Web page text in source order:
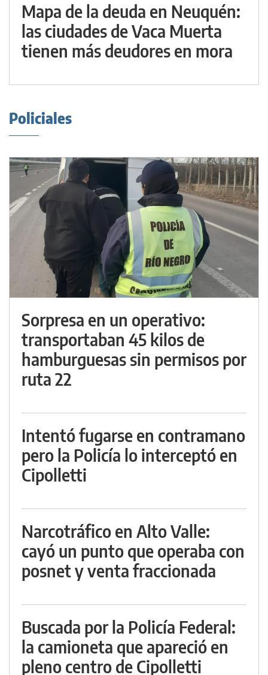
Mapa de la deuda en Neuquén:
las ciudades de Vaca Muerta
tienen más deudores en mora
Policiales
Sorpresa en un operativo:
transportaban 45 kilos de
hamburguesas sin permisos por
ruta 22
Intentó fugarse en contramano
pero la Policía lo interceptó en
Cipolletti
Narcotráfico en Alto Valle:
cayó un punto que operaba con
posnet y venta fraccionada
Buscada por la Policía Federal:
la camioneta que apareció en
pleno centro de Cipolletti